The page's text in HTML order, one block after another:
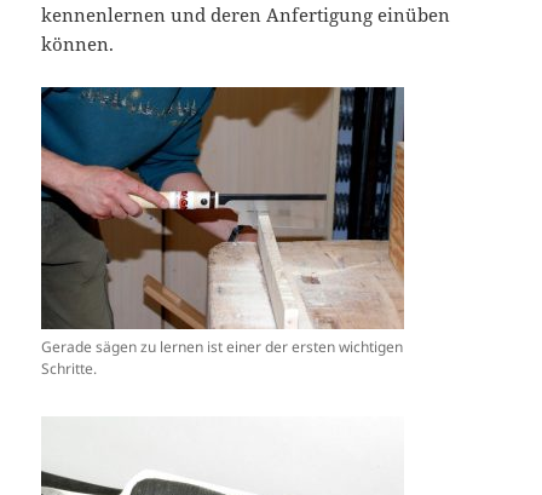
kennenlernen und deren Anfertigung einüben
können.
Gerade sägen zu lernen ist einer der ersten wichtigen
Schritte.